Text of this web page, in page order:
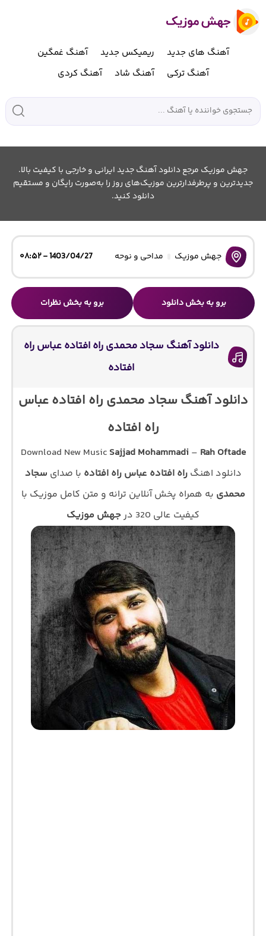
آهنگ های جدید ریمیکس جدید
آهنگ غمگین
آهنگ ترکی
آهنگ شاد آهنگ کردی
جهش موزیک مرجع دانلود آهنگ جدید ایرانی و خارجی با کیفیت بالا.
جدیدترین و پرطرفدارترین موزیک‌های روز را به‌صورت رایگان و مستقیم
دانلود کنید.
جهش موزیک مداحی و نوحه 1403/04/27 - ۰۸:۵۲
برو به بخش دانلود برو به بخش نظرات
دانلود آهنگ سجاد محمدی راه افتاده عباس راه
افتاده
دانلود آهنگ سجاد محمدی راه افتاده عباس
راه افتاده
Download New Music Sajjad Mohammadi – Rah Oftade
دانلود اهنگراه افتاده عباس راه افتاده با صدای سجاد
محمدی به همراه پخش آنلاین ترانه و متن کامل موزیک با
کیفیت عالی 320 در
جهش موزیک